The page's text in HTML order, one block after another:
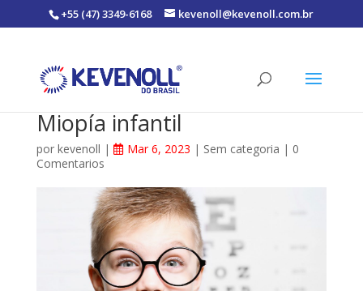
+55 (47) 3349-6168 kevenoll@kevenoll.com.br
Miopía infantil
por kevenoll | Mar 6, 2023 | Sem categoria | 0
Comentarios